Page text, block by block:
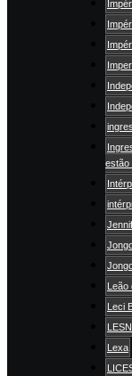
estão
Leão
Leci
Lexa